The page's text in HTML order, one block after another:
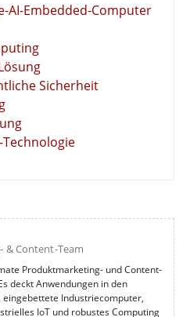
AI-Embedded-Computer
Sicherheit
& Content-Team
Produktmarketing- und Content-
deckt Anwendungen in den
eingebettete Industriecomputer,
IoT und robustes Computing